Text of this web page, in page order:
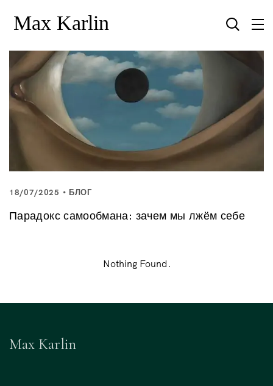
18/07/2025 БЛОГ
Парадокс самообмана: зачем мы лжём себе
Nothing Found.
Max Karlin